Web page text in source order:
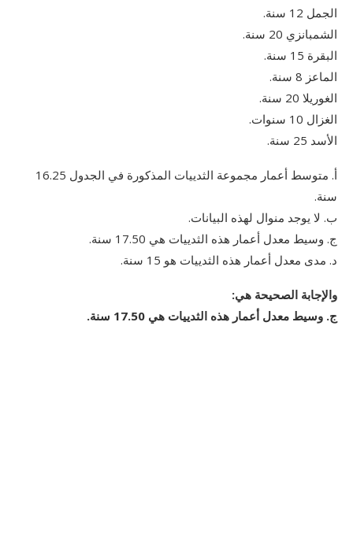
الجمل 12 سنة.
الشمبانزي 20 سنة.
البقرة 15 سنة.
الماعز 8 سنة.
الغوريلا 20 سنة.
الغزال 10 سنوات.
الأسد 25 سنة.
أ. متوسط أعمار مجموعة الثدييات المذكورة في الجدول 16.25
سنة.
ب. لا يوجد منوال لهذه البيانات.
ج. وسيط معدل أعمار هذه الثدييات هي 17.50 سنة.
د. مدى معدل أعمار هذه الثدييات هو 15 سنة.
والإجابة الصحيحة هي:
ج. وسيط معدل أعمار هذه الثدييات هي 17.50 سنة.